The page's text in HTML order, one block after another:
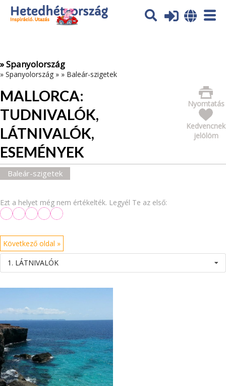
Az oldal sütiket (cookies) használ. További tájékoztatás itt:
Adatvédelmi tájékoztató
» Spanyolország
» Spanyolország » » Baleár-szigetek
MALLORCA:
TUDNIVALÓK,
LÁTNIVALÓK,
ESEMÉNYEK
Nyomtatás
Kedvencnek
jelölöm
Baleár-szigetek
Ezt a helyet még nem értékelték. Legyél Te az első:
Következő oldal »
1. LÁTNIVALÓK